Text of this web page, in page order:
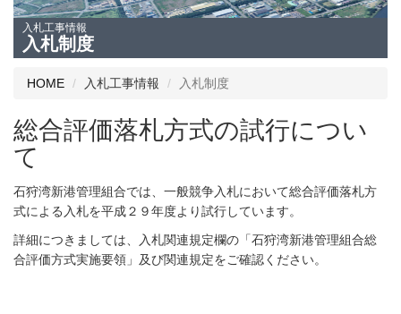
入札工事情報
入札制度
HOME 入札工事情報 入札制度
総合評価落札方式の試行につい
て
石狩湾新港管理組合では、一般競争入札において総合評価落札方
式による入札を平成２９年度より試行しています。
詳細につきましては、入札関連規定欄の「石狩湾新港管理組合総
合評価方式実施要領」及び関連規定をご確認ください。